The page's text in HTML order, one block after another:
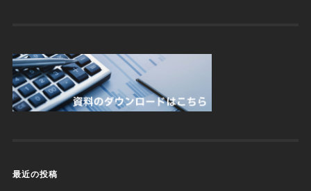
最近の投稿